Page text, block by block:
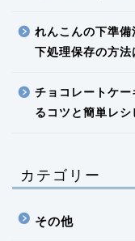
れんこんの下準
下処理保存の方法
チョコレートケ
るコツと簡単レシ
カテゴリー
その他